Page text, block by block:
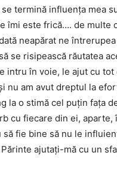
termină influenţa mea
îmi este frică…. de multe
neapărat ne
se risipească răutatea
intru în voie, le ajut cu
nu am avut dreptul la
la o stimă cel puţin faţa
cu fiecare din ei,
să fie bine să nu le
ajutaţi-mă cu un